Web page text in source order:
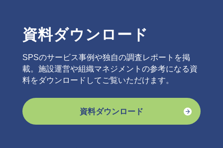
資料ダウンロード
SPSのサービス事例や独自の調査レポートを掲
載。施設運営や組織マネジメントの参考になる資
料をダウンロードしてご覧いただけます。
資料ダウンロード